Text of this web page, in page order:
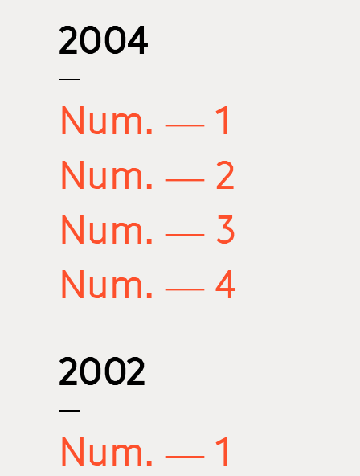
2004
Num. — 1
Num. — 2
Num. — 3
Num. — 4
2002
Num. — 1